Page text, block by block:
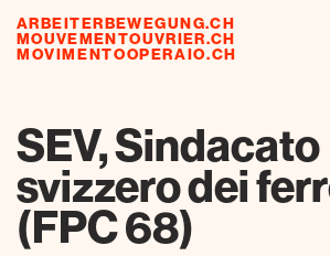
ARBEITERBEWEGUNG.CH
MOUVEMENTOUVRIER.CH
MOVIMENTOOPERAIO.CH
risorse
SEV, Sindacato
svizzero dei
(FPC 68)